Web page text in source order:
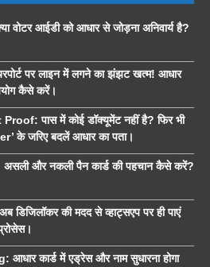
आईडी को आधार से जोड़ना अनिवार्य है?
पर लाइन में लगने का झंझट खत्म! आधार
कैसे करें।
पास में कोई डॉक्यूमेंट नहीं है? फिर भी
के जरिए बदलें आधार का पता।
और नकली पैन कार्ड की पहचान कैसे करें?
की मदद से व्हाट्सएप पर ही पाएं
कार्ड में एड्रेस और नाम सुधारना होगा